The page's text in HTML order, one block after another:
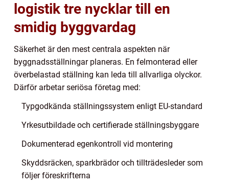
logistik tre nycklar till en
smidig byggvardag
Säkerhet är den mest centrala aspekten när
byggnadsställningar planeras. En felmonterad eller
överbelastad ställning kan leda till allvarliga olyckor.
Därför arbetar seriösa företag med:
Typgodkända ställningssystem enligt EU-standard
Yrkesutbildade och certifierade ställningsbyggare
Dokumenterad egenkontroll vid montering
Skyddsräcken, sparkbrädor och tillträdesleder som
följer föreskrifterna